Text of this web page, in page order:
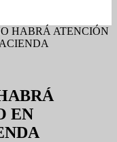
HABRÁ ATENCIÓN
EN